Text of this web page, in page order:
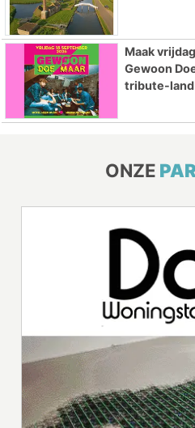
Maak
Gewoon
tribute-
ONZE